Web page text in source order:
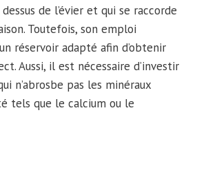
de l’évier et qui se raccorde
Toutefois, son emploi
réservoir adapté afin d’obtenir
Aussi, il est nécessaire d’investir
n’abrosbe pas les minéraux
tels que le calcium ou le